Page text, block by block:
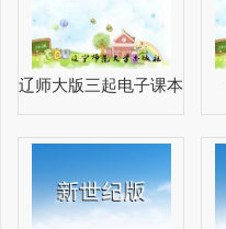
辽师大版三起电子课本